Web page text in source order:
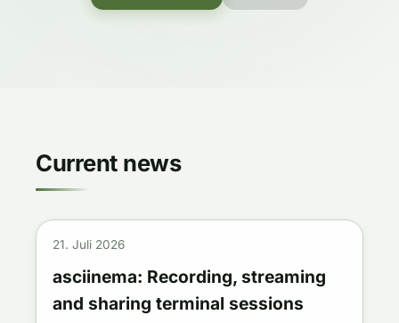
Current news
21. Juli 2026
asciinema: Recording, streaming
and sharing terminal sessions